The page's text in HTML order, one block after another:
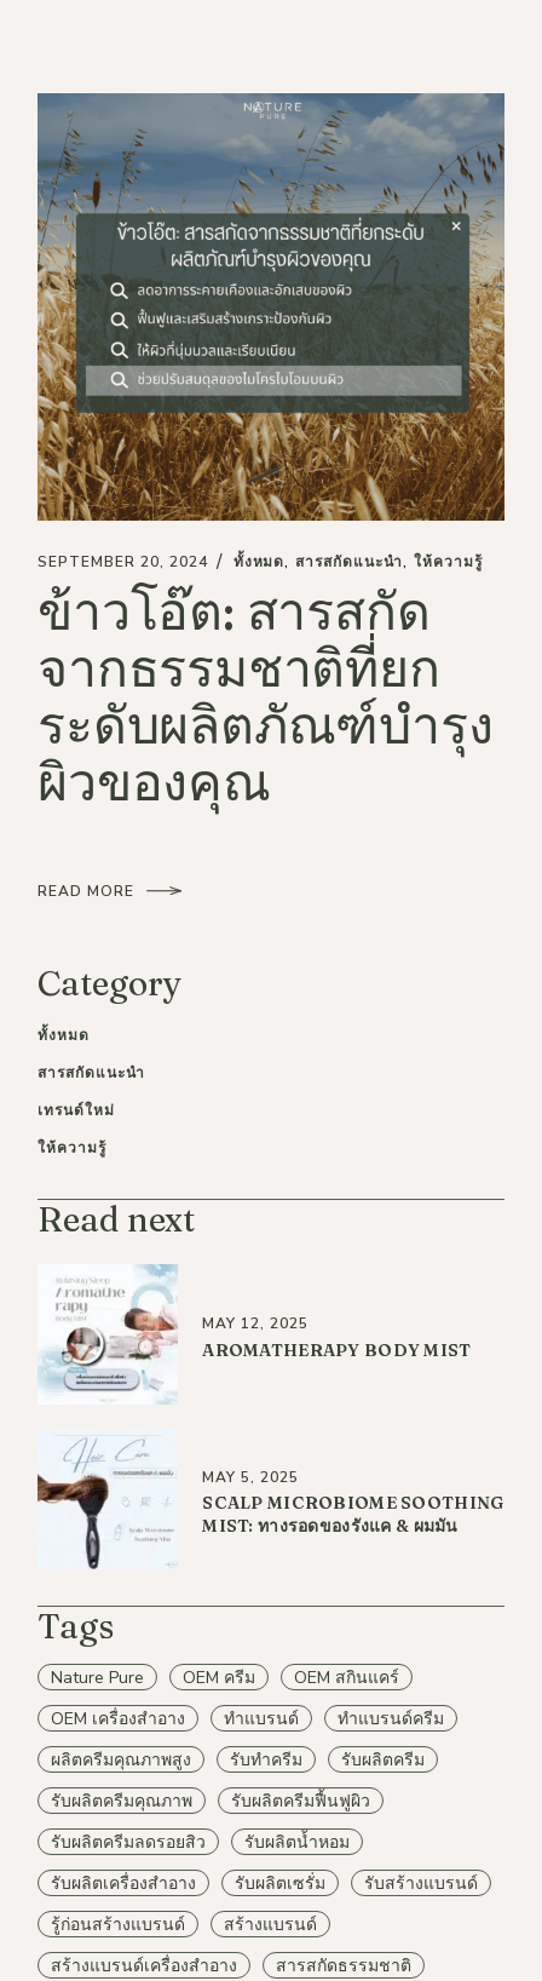
SEPTEMBER 20, 2024 ทั้งหมด สารสกัดแนะนำ ให้ความรู้
ข้าวโอ๊ต: สารสกัด
จากธรรมชาติที่ยก
ระดับผลิตภัณฑ์บำรุง
ผิวของคุณ
READ MORE
Category
ทั้งหมด
สารสกัดแนะนำ
เทรนด์ใหม่
ให้ความรู้
Read next
MAY 12, 2025
AROMATHERAPY BODY MIST
MAY 5, 2025
SCALP MICROBIOME SOOTHING
MIST: ทางรอดของรังแค & ผมมัน
Tags
Nature Pure OEM ครีม
OEM สกินแคร์
OEM เครื่องสำอาง
ทำแบรนด์
ทำแบรนด์ครีม
ผลิตครีมคุณภาพสูง
รับทำครีม
รับผลิตครีม
รับผลิตครีมคุณภาพ
รับผลิตครีมฟื้นฟูผิว
รับผลิตครีมลดรอยสิว
รับผลิตน้ำหอม
รับผลิตเครื่องสำอาง
รับผลิตเซรั่ม
รับสร้างแบรนด์
รู้ก่อนสร้างแบรนด์
สร้างแบรนด์
สร้างแบรนด์เครื่องสำอาง
สารสกัดธรรมชาติ